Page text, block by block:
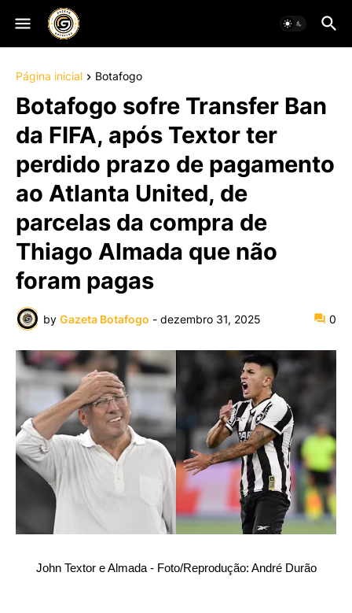
Página inicial Botafogo
Botafogo sofre Transfer Ban
da FIFA, após Textor ter
perdido prazo de pagamento
ao Atlanta United, de
parcelas da compra de
Thiago Almada que não
foram pagas
by Gazeta Botafogo - dezembro 31, 2025 0
John Textor e Almada - Foto/Reprodução: André Durão